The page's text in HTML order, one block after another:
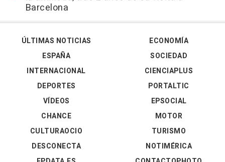
Barcelona
ÚLTIMAS NOTICIAS
ESPAÑA
INTERNACIONAL
DEPORTES
VÍDEOS
ECONOMÍA
SOCIEDAD
CIENCIAPLUS
PORTALTIC
EPSOCIAL
CHANCE
CULTURAOCIO
DESCONECTA
MOTOR
TURISMO
NOTIMÉRICA